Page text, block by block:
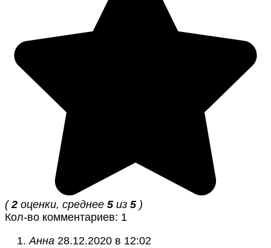
(2 оценки, среднее 5из 5)
Кол-во комментариев: 1
Анна 28.12.2020 в 12:02